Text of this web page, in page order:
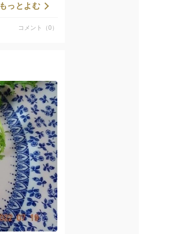
もっとよむ
コメント（0）